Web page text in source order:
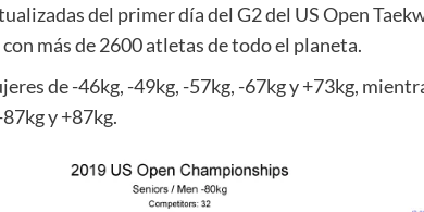
del primer día del G2 del US Open
más de 2600 atletas de todo el planeta.
de -46kg, -49kg, -57kg, -67kg y +73kg,
y +87kg.